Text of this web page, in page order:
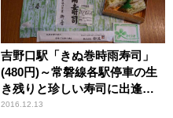
吉野口駅「きぬ巻時雨寿司」
(480円)～常磐線各駅停車の生
き残りと珍しい寿司に出逢う
【ライター望月の駅弁膝栗
2016.12.13